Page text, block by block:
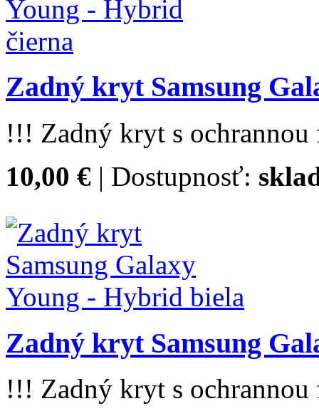
Zadný kryt Samsung
!!! Zadný kryt s
10,00 € | Dostupnosť:
Zadný kryt Samsung
!!! Zadný kryt s